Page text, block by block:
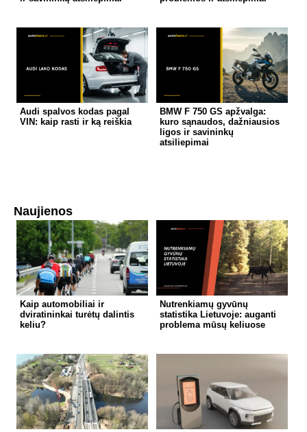
Audi spalvos kodas pagal
VIN: kaip rasti ir ką reiškia
BMW F 750 GS apžvalga:
kuro sąnaudos, dažniausios
ligos ir savininkų
atsiliepimai
Naujienos
Kaip automobiliai ir
dviratininkai turėtų dalintis
keliu?
Nutrenkiamų gyvūnų
statistika Lietuvoje: auganti
problema mūsų keliuose